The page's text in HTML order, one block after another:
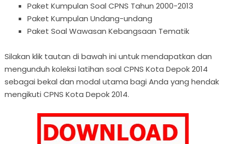
Paket Kumpulan Soal CPNS Tahun 2000-2013
Paket Kumpulan Undang-undang
Paket Soal Wawasan Kebangsaan Tematik
Silakan klik tautan di bawah ini untuk mendapatkan dan
mengunduh koleksi latihan soal CPNS Kota Depok 2014
sebagai bekal dan modal utama bagi Anda yang hendak
mengikuti CPNS Kota Depok 2014.